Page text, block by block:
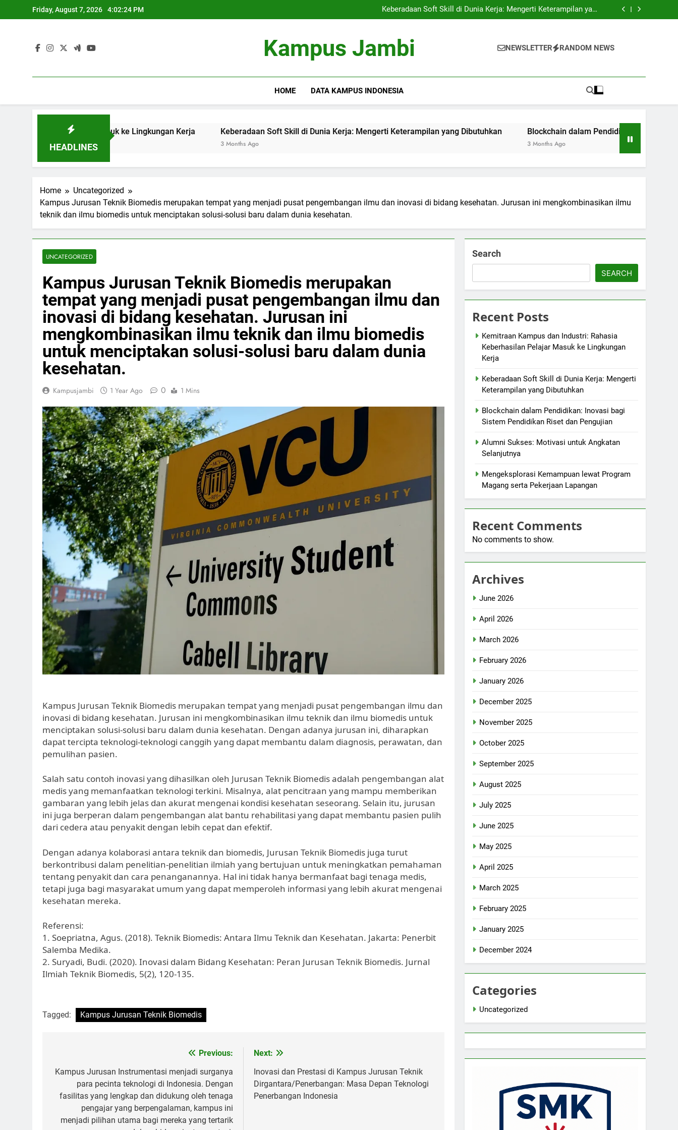
to
Friday, August 7, 2026 4:02:25 PM
Lingkungan Kerja
Keberadaan Soft Skill di Dunia Kerja: Mengerti Keterampilan yang
Dibutuhkan
Blockchain dalam Pendidikan: Inovasi bagi Sistem Pendidikan Riset dan
Lingkungan Kerja
Keberadaan Soft Skill di Dunia Kerja: Mengerti Keterampilan yang
Blockchain dalam Pendidikan: Inovasi bagi Sistem Pendidikan Riset dan
Kampus Jambi NEWSLETTER RANDOM NEWS
HOME DATA KAMPUS INDONESIA
HEADLINES
Pelajar Masuk ke Lingkungan Kerja Keberadaan Soft Skill di Dunia Kerja: Mengerti Keterampilan yang Dibutuhkan Blockchain dalam Pendidikan: Inovasi bagi Sistem
Home
Uncategorized
Kampus Jurusan Teknik Biomedis merupakan tempat yang menjadi pusat pengembangan ilmu dan inovasi di bidang kesehatan. Jurusan ini mengkombinasikan ilmu
teknik dan ilmu biomedis untuk menciptakan solusi-solusi baru dalam dunia kesehatan.
UNCATEGORIZED
Kampus Jurusan Teknik Biomedis merupakan
tempat yang menjadi pusat pengembangan ilmu dan
inovasi di bidang kesehatan. Jurusan ini
mengkombinasikan ilmu teknik dan ilmu biomedis
untuk menciptakan solusi-solusi baru dalam dunia
kesehatan.
Kampusjambi 1 Year Ago 0 1 Mins
Kampus Jurusan Teknik Biomedis merupakan tempat yang menjadi pusat pengembangan ilmu dan
inovasi di bidang kesehatan. Jurusan ini mengkombinasikan ilmu teknik dan ilmu biomedis untuk
menciptakan solusi-solusi baru dalam dunia kesehatan. Dengan adanya jurusan ini, diharapkan
dapat tercipta teknologi-teknologi canggih yang dapat membantu dalam diagnosis, perawatan, dan
pemulihan pasien.
Salah satu contoh inovasi yang dihasilkan oleh Jurusan Teknik Biomedis adalah pengembangan alat
medis yang memanfaatkan teknologi terkini. Misalnya, alat pencitraan yang mampu memberikan
gambaran yang lebih jelas dan akurat mengenai kondisi kesehatan seseorang. Selain itu, jurusan
ini juga berperan dalam pengembangan alat bantu rehabilitasi yang dapat membantu pasien pulih
dari cedera atau penyakit dengan lebih cepat dan efektif.
Dengan adanya kolaborasi antara teknik dan biomedis, Jurusan Teknik Biomedis juga turut
berkontribusi dalam penelitian-penelitian ilmiah yang bertujuan untuk meningkatkan pemahaman
tentang penyakit dan cara penanganannya. Hal ini tidak hanya bermanfaat bagi tenaga medis,
tetapi juga bagi masyarakat umum yang dapat memperoleh informasi yang lebih akurat mengenai
kesehatan mereka.
Referensi:
1. Soepriatna, Agus. (2018). Teknik Biomedis: Antara Ilmu Teknik dan Kesehatan. Jakarta: Penerbit
Salemba Medika.
2. Suryadi, Budi. (2020). Inovasi dalam Bidang Kesehatan: Peran Jurusan Teknik Biomedis. Jurnal
Ilmiah Teknik Biomedis, 5(2), 120-135.
Tagged: Kampus Jurusan Teknik Biomedis
navigation
Previous:
Kampus Jurusan Instrumentasi menjadi surganya
para pecinta teknologi di Indonesia. Dengan
fasilitas yang lengkap dan didukung oleh tenaga
pengajar yang berpengalaman, kampus ini
menjadi pilihan utama bagi mereka yang tertarik
Next:
Inovasi dan Prestasi di Kampus Jurusan Teknik
Dirgantara/Penerbangan: Masa Depan Teknologi
Penerbangan Indonesia
Search
SEARCH
Recent Posts
Kemitraan Kampus dan Industri: Rahasia
Keberhasilan Pelajar Masuk ke Lingkungan
Kerja
Keberadaan Soft Skill di Dunia Kerja: Mengerti
Keterampilan yang Dibutuhkan
Blockchain dalam Pendidikan: Inovasi bagi
Sistem Pendidikan Riset dan Pengujian
Alumni Sukses: Motivasi untuk Angkatan
Selanjutnya
Mengeksplorasi Kemampuan lewat Program
Magang serta Pekerjaan Lapangan
Recent Comments
No comments to show.
Archives
June 2026
April 2026
March 2026
February 2026
January 2026
December 2025
November 2025
October 2025
September 2025
August 2025
July 2025
June 2025
May 2025
April 2025
March 2025
February 2025
January 2025
December 2024
Categories
Uncategorized